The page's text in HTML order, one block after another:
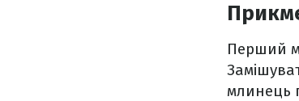
Перший
млинець